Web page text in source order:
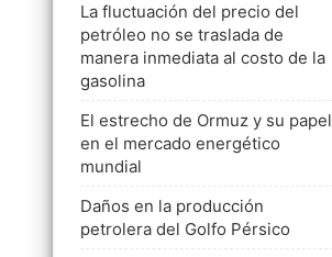
La fluctuación del precio del
petróleo no se traslada de
manera inmediata al costo de la
gasolina
El estrecho de Ormuz y su papel
en el mercado energético
mundial
Daños en la producción
petrolera del Golfo Pérsico